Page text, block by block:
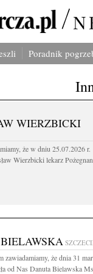
Poradnik
WIERZBICKI
że w dniu 25.07.2026 r.
Wierzbicki lekarz
zawiadamiamy, że dnia 31
od Nas Danuta Bielawska